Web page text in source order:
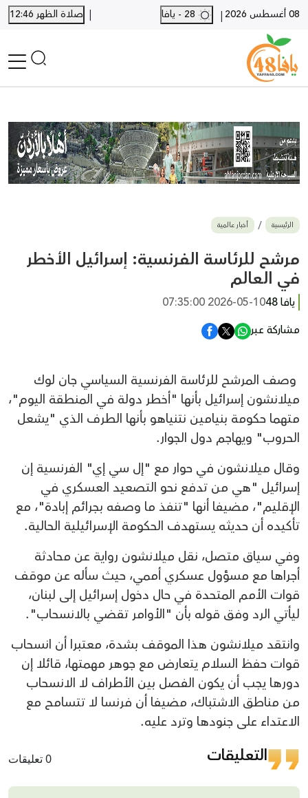
08 أغسطس 2026 |
| صلاة الظهر 12:46
أخبار محلية
أخبار يافا
SHORTS
أخبار اللد والرملة
بيع وشراء
أخبار القدس
وفيات
المزيد
ارسل خبر
الرئيسية أخبار عالمية
مرشح للرئاسة الفرنسية: إسرائيل الأخطر
في العالم
يافا 48
2026-05-10 07:35:00
مشاركة عبر
وصف المرشح للرئاسة الفرنسية السياسي جان لوك
ميلانشون إسرائيل بأنها "أخطر دولة في المنطقة اليوم"،
متهما حكومة بنيامين نتنياهو بأنها الطرف الذي "يشعل
الحروب" ويهاجم دول الجوار.
وقال ميلانشون في حوار مع "إل سي إي" الفرنسية إن
إسرائيل "هي من تدفع نحو التصعيد العسكري في
الإقليم"، مضيفا أنها "تنفذ ما وصفه بجرائم إبادة"، مع
تأكيده أن حديثه يستهدف الحكومة الإسرائيلية الحالية.
وفي سياق متصل، نقل ميلانشون رواية عن محادثة
أجراها مع مسؤول عسكري أممي، حيث سأله عن موقف
قوات الأمم المتحدة في حال دخول إسرائيل إلى لبنان،
ليأتي الرد وفق قوله بأن "الأوامر تقضي بالانسحاب".
وانتقد ميلانشون هذا الموقف بشدة، معتبرا أن انسحاب
قوات حفظ السلام يتعارض مع جوهر مهمتها، قائلا إن
دورها يجب أن يكون الفصل بين الأطراف لا الانسحاب
من مناطق الاشتباك، مضيفا أن فرنسا لا تتسامح مع
الاعتداء على جنودها وترد عليه.
التعليقات 0 تعليقات